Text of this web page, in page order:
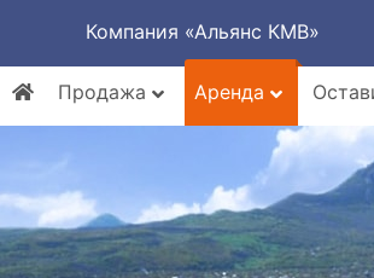
Компания «Альянс КМВ»
Продажа
Аренда